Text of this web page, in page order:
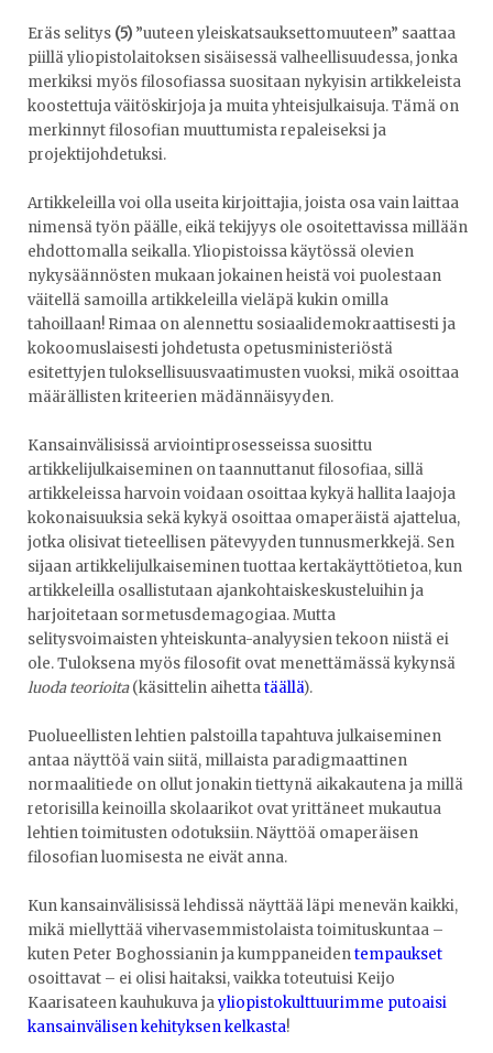
Eräs selitys (5) ”uuteen yleiskatsauksettomuuteen” saattaa
piillä yliopistolaitoksen sisäisessä valheellisuudessa, jonka
merkiksi myös filosofiassa suositaan nykyisin artikkeleista
koostettuja väitöskirjoja ja muita yhteisjulkaisuja. Tämä on
merkinnyt filosofian muuttumista repaleiseksi ja
projektijohdetuksi.
Artikkeleilla voi olla useita kirjoittajia, joista osa vain laittaa
nimensä työn päälle, eikä tekijyys ole osoitettavissa millään
ehdottomalla seikalla. Yliopistoissa käytössä olevien
nykysäännösten mukaan jokainen heistä voi puolestaan
väitellä samoilla artikkeleilla vieläpä kukin omilla
tahoillaan! Rimaa on alennettu sosiaalidemokraattisesti ja
kokoomuslaisesti johdetusta opetusministeriöstä
esitettyjen tuloksellisuusvaatimusten vuoksi, mikä osoittaa
määrällisten kriteerien mädännäisyyden.
Kansainvälisissä arviointiprosesseissa suosittu
artikkelijulkaiseminen on taannuttanut filosofiaa, sillä
artikkeleissa harvoin voidaan osoittaa kykyä hallita laajoja
kokonaisuuksia sekä kykyä osoittaa omaperäistä ajattelua,
jotka olisivat tieteellisen pätevyyden tunnusmerkkejä. Sen
sijaan artikkelijulkaiseminen tuottaa kertakäyttötietoa, kun
artikkeleilla osallistutaan ajankohtaiskeskusteluihin ja
harjoitetaan sormetusdemagogiaa. Mutta
selitysvoimaisten yhteiskunta-analyysien tekoon niistä ei
ole. Tuloksena myös filosofit ovat menettämässä kykynsä
luoda teorioita(käsittelin aihettatäällä).
Puolueellisten lehtien palstoilla tapahtuva julkaiseminen
antaa näyttöä vain siitä, millaista paradigmaattinen
normaalitiede on ollut jonakin tiettynä aikakautena ja millä
retorisilla keinoilla skolaarikot ovat yrittäneet mukautua
lehtien toimitusten odotuksiin. Näyttöä omaperäisen
filosofian luomisesta ne eivät anna.
Kun kansainvälisissä lehdissä näyttää läpi menevän kaikki,
mikä miellyttää vihervasemmistolaista toimituskuntaa –
kuten Peter Boghossianin ja kumppaneidentempaukset
osoittavat – ei olisi haitaksi, vaikka toteutuisi Keijo
Kaarisateen kauhukuva jayliopistokulttuurimme putoaisi
kansainvälisen kehityksen kelkasta!